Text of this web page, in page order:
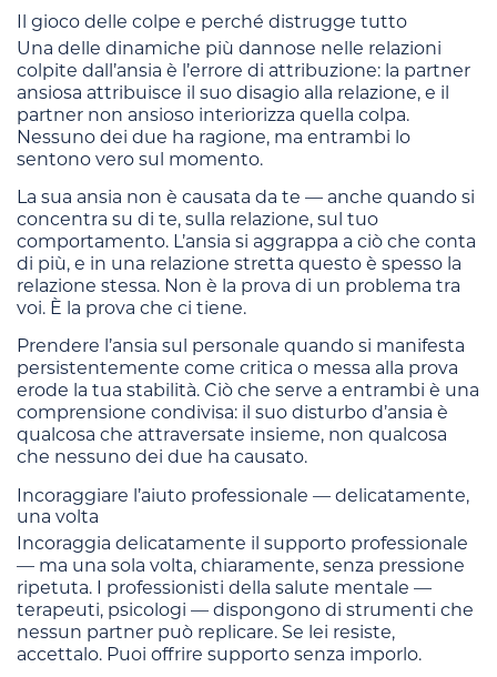
Il gioco delle colpe e perché distrugge tutto
Una delle dinamiche più dannose nelle relazioni
colpite dall’ansia è l’errore di attribuzione: la partner
ansiosa attribuisce il suo disagio alla relazione, e il
partner non ansioso interiorizza quella colpa.
Nessuno dei due ha ragione, ma entrambi lo
sentono vero sul momento.
La sua ansia non è causata da te — anche quando si
concentra su di te, sulla relazione, sul tuo
comportamento. L’ansia si aggrappa a ciò che conta
di più, e in una relazione stretta questo è spesso la
relazione stessa. Non è la prova di un problema tra
voi. È la prova che ci tiene.
Prendere l’ansia sul personale quando si manifesta
persistentemente come critica o messa alla prova
erode la tua stabilità. Ciò che serve a entrambi è una
comprensione condivisa: il suo disturbo d’ansia è
qualcosa che attraversate insieme, non qualcosa
che nessuno dei due ha causato.
Incoraggiare l’aiuto professionale — delicatamente,
una volta
Incoraggia delicatamente il supporto professionale
— ma una sola volta, chiaramente, senza pressione
ripetuta. I professionisti della salute mentale —
terapeuti, psicologi — dispongono di strumenti che
nessun partner può replicare. Se lei resiste,
accettalo. Puoi offrire supporto senza imporlo.